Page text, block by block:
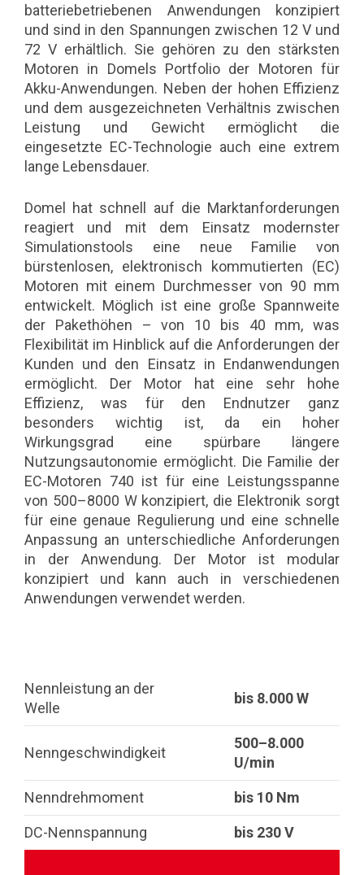
batteriebetriebenen Anwendungen konzipiert
und sind in den Spannungen zwischen 12 V und
72 V erhältlich. Sie gehören zu den stärksten
Motoren in Domels Portfolio der Motoren für
Akku-Anwendungen. Neben der hohen Effizienz
und dem ausgezeichneten Verhältnis zwischen
Leistung und Gewicht ermöglicht die
eingesetzte EC-Technologie auch eine extrem
lange Lebensdauer.
Domel hat schnell auf die Marktanforderungen
reagiert und mit dem Einsatz modernster
Simulationstools eine neue Familie von
bürstenlosen, elektronisch kommutierten (EC)
Motoren mit einem Durchmesser von 90 mm
entwickelt. Möglich ist eine große Spannweite
der Pakethöhen – von 10 bis 40 mm, was
Flexibilität im Hinblick auf die Anforderungen der
Kunden und den Einsatz in Endanwendungen
ermöglicht. Der Motor hat eine sehr hohe
Effizienz, was für den Endnutzer ganz
besonders wichtig ist, da ein hoher
Wirkungsgrad eine spürbare längere
Nutzungsautonomie ermöglicht. Die Familie der
EC-Motoren 740 ist für eine Leistungsspanne
von 500–8000 W konzipiert, die Elektronik sorgt
für eine genaue Regulierung und eine schnelle
Anpassung an unterschiedliche Anforderungen
in der Anwendung. Der Motor ist modular
konzipiert und kann auch in verschiedenen
Anwendungen verwendet werden.
Nennleistung an der
Welle
bis 8.000 W
Nenngeschwindigkeit
500–8.000
U/min
Nenndrehmoment bis 10 Nm
DC-Nennspannung bis 230 V